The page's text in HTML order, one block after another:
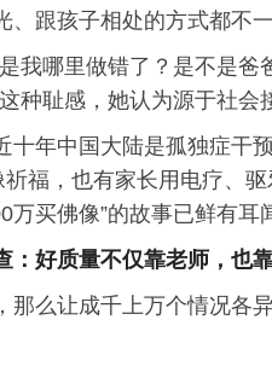
、跟孩子相处的方式都不
哪里做错了？是不是爸
种耻感，她认为源于社会
年中国大陆是孤独症干
福，也有家长用电疗、
万买佛像”的故事已鲜有耳
：好质量不仅靠老师， 也
那么让成千上万个情况各